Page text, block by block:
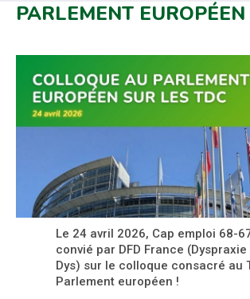
PARLEMENT EUROPÉEN
Le 24 avril 2026, Cap emploi 68-
convié par DFD France
Dys) sur le colloque consacré au
Parlement européen !